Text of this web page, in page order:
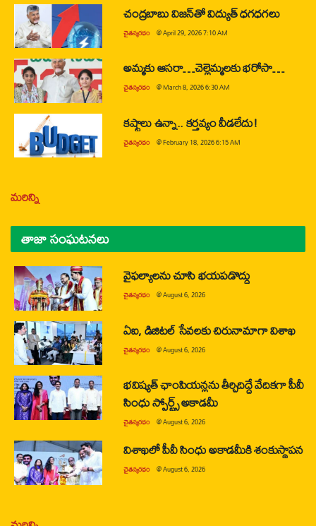
చంద్రబాబు విజన్‌తో విద్యుత్ ధగధగలు
చైతన్యరధం @April 29, 2026 7:10 AM
అమ్మకు ఆసరా…చెల్లెమ్మలకు భరోసా…
చైతన్యరధం @March 8, 2026 6:30 AM
కష్టాలు ఉన్నా.. కర్తవ్యం వీడలేదు!
చైతన్యరధం @February 18, 2026 6:15 AM
మరిన్ని
తాజా సంఘటనలు
వైఫల్యాలను చూసి భయపడొద్దు
చైతన్యరధం @August 6, 2026
ఏఐ, డిజిటల్ సేవలకు చిరునామాగా విశాఖ
చైతన్యరధం @August 6, 2026
భవిష్యత్ ఛాంపియన్లను తీర్చిదిద్దే వేదికగా పీవీ
సింధు స్పోర్ట్స్ అకాడమీ
చైతన్యరధం @August 6, 2026
విశాఖలో పీవీ సింధు అకాడమీకి శంకుస్థాపన
చైతన్యరధం @August 6, 2026